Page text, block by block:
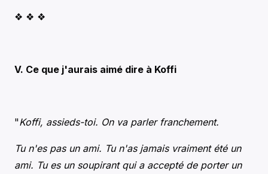
❖ ❖ ❖
V. Ce que j'aurais aimé dire à Koffi
"Koffi, assieds-toi. On va parler franchement.
Tu n'es pas un ami. Tu n'as jamais vraiment été un
ami. Tu es un soupirant qui a accepté de porter un